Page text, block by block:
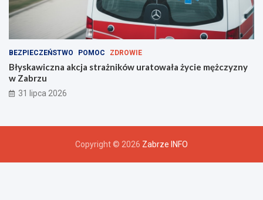
BEZPIECZEŃSTWO POMOC ZDROWIE
Błyskawiczna akcja strażników uratowała życie mężczyzny
w Zabrzu
31 lipca 2026
Copyright © 2026 Zabrze INFO